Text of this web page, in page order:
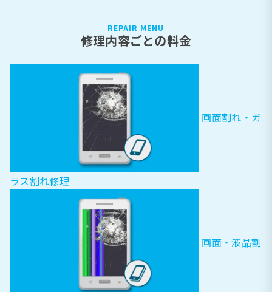
REPAIR MENU
修理内容ごとの料金
画面割れ・ガ
ラス割れ修理
画面・液晶割